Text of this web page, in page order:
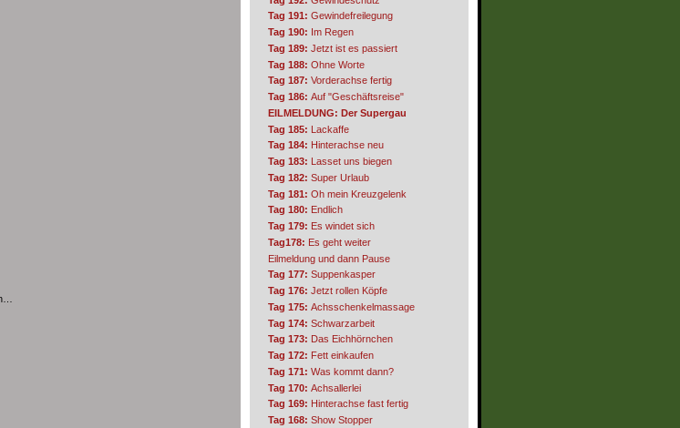
Tag 191: Gewindefreilegung
Tag 190: Im Regen
Tag 189: Jetzt ist es passiert
Tag 188: Ohne Worte
Tag 187: Vorderachse fertig
Tag 186: Auf "Geschäftsreise"
EILMELDUNG: Der Supergau
Tag 185: Lackaffe
Tag 184: Hinterachse neu
Tag 183: Lasset uns biegen
Tag 182: Super Urlaub
Tag 181: Oh mein Kreuzgelenk
Tag 180: Endlich
Tag 179: Es windet sich
Tag178: Es geht weiter
Eilmeldung und dann Pause
Tag 177: Suppenkasper
Tag 176: Jetzt rollen Köpfe
Tag 175: Achsschenkelmassage
Tag 174: Schwarzarbeit
Tag 173: Das Eichhörnchen
Tag 172: Fett einkaufen
Tag 171: Was kommt dann?
Tag 170: Achsallerlei
Tag 169: Hinterachse fast fertig
Tag 168: Show Stopper